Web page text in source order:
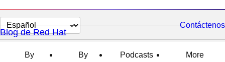
Cambiar
el
idioma
Contáctenos
Blog de Red Hat
By
By
Podcasts
More